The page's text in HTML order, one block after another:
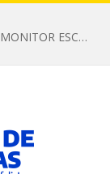
PROCESSO SELETIVO SIMPLIFICADO PARA MONITOR ESCOLAR